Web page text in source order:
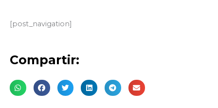
[post_navigation]
Compartir: